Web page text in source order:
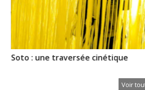
Soto : une traversée cinétique
Voir